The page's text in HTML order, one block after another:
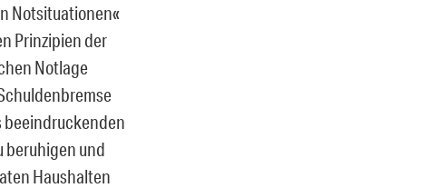
Notsituationen«
Prinzipien der
Notlage
beeindruckenden
beruhigen und
Haushalten